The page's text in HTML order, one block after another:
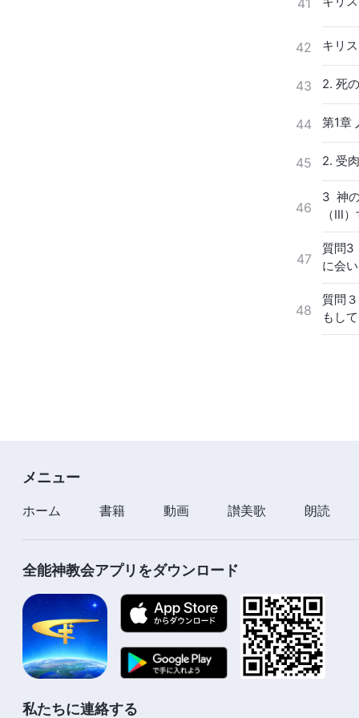
41
42 キリ
43 2. 死
44 第1章
45 2. 受
46
3 神
（Ⅲ
47
質問3
に会
48
質問
もし
のに
メニュー
ホーム 書籍 動画 讃美歌 朗読
全能神教会アプリをダウンロード
私たちに連絡する